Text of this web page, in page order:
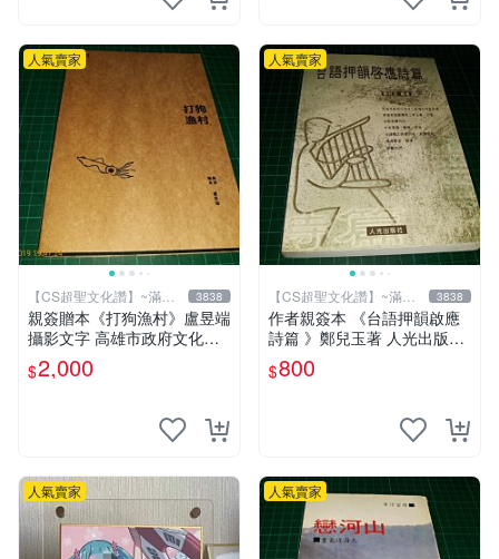
人氣賣家
【CS超聖文化讚】~滿千
元送運
3838
親簽贈本《打狗漁村》盧昱端
攝影文字 高雄市政府文化局
2013年初版 【CS超聖文化
讚】
$2,000
人氣賣家
【CS超聖文化讚】~滿千
元送運
3838
作者親簽本 《台語押韻啟應
詩篇 》鄭兒玉著 人光出版社
2002年初版 9成新 【CS超聖
文化讚】
$800
人氣賣家 人氣賣家